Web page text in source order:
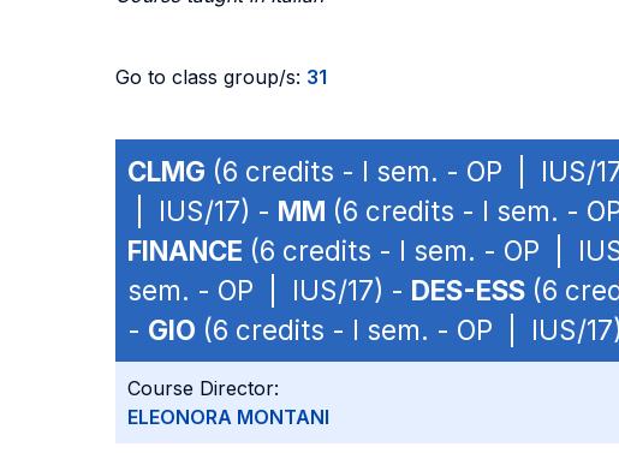
Go to class group/s: 31
CLMG (6 credits - I sem. - OP | IUS/
| IUS/17) - MM (6 credits - I sem. -
FINANCE (6 credits - I sem. - OP |
sem. - OP | IUS/17) - DES-ESS (6
- GIO (6 credits - I sem. - OP | IUS/17)
Course Director:
ELEONORA MONTANI